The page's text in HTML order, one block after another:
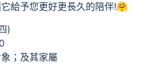
給予您更好更長久的陪伴!🤗
)
；及其家屬